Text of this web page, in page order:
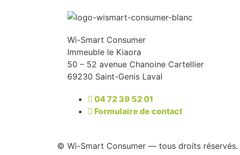
Wi-Smart Consumer
Immeuble le Kiaora
50 – 52 avenue Chanoine Cartellier
69230 Saint-Genis Laval
04 72 39 52 01
Formulaire de contact
© Wi-Smart Consumer — tous droits réservés.